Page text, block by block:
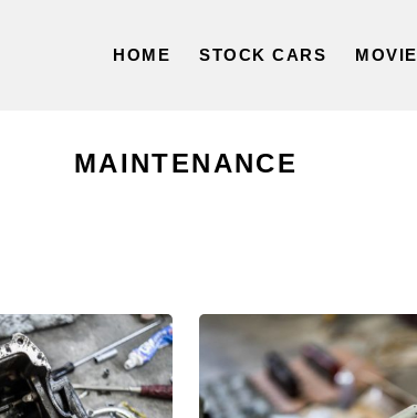
HOME STOCK CARS MOVIE
MAINTENANCE